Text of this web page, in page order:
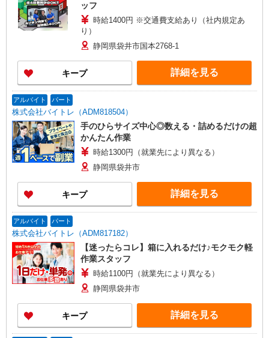
ッフ
時給1400円 ※交通費支給あり（社内規定あ
り）
静岡県袋井市国本2768-1
キープ 詳細を見る
アルバイト パート
株式会社バイトレ（ADM818504）
手のひらサイズ中心◎数える・詰めるだけの超
かんたん作業
時給1300円（就業先により異なる）
静岡県袋井市
キープ 詳細を見る
アルバイト パート
株式会社バイトレ（ADM817182）
【迷ったらコレ】箱に入れるだけ♪モクモク軽
作業スタッフ
時給1100円（就業先により異なる）
静岡県袋井市
キープ 詳細を見る